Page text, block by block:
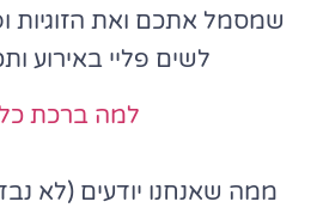
שמסמל אתכם ואת הזוגיות
לשים פליי באירוע
למה ברכת
ממה שאנחנו יודעים (לא